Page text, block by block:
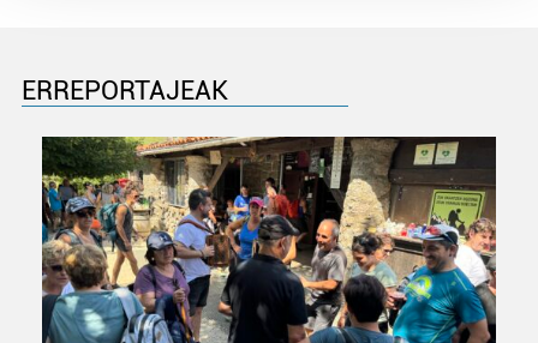
pertsonalizatuak eskaintzeko, iragarkiak eta edukia
produktuak garatzeko. Zure datuak nork eta zertarako
erabiltzen dituen hauta dezakezu.
Bazkide batzuek ez dizute baimenik eskatzen, eta beren
interes komertzial legitimoetan babesten dira. Ikusi gure
bazkideen zerrenda, beren ustez zein helburutarako
duten interes legitimoa eta horren aurka nola egin
ERREPORTAJEAK